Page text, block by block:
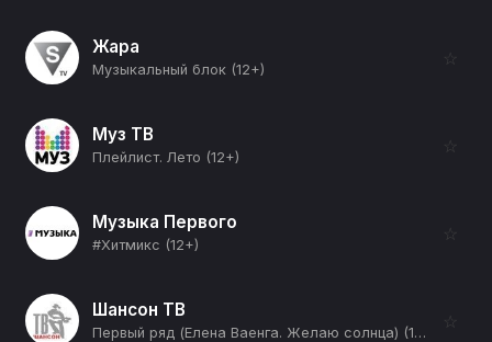
Жара
Музыкальный блок (12+)
☆
Муз ТВ
Плейлист. Лето (12+)
☆
Музыка Первого
#Хитмикс (12+)
☆
Шансон ТВ
Первый ряд (Елена Ваенга. Желаю солнца) (12+)
☆